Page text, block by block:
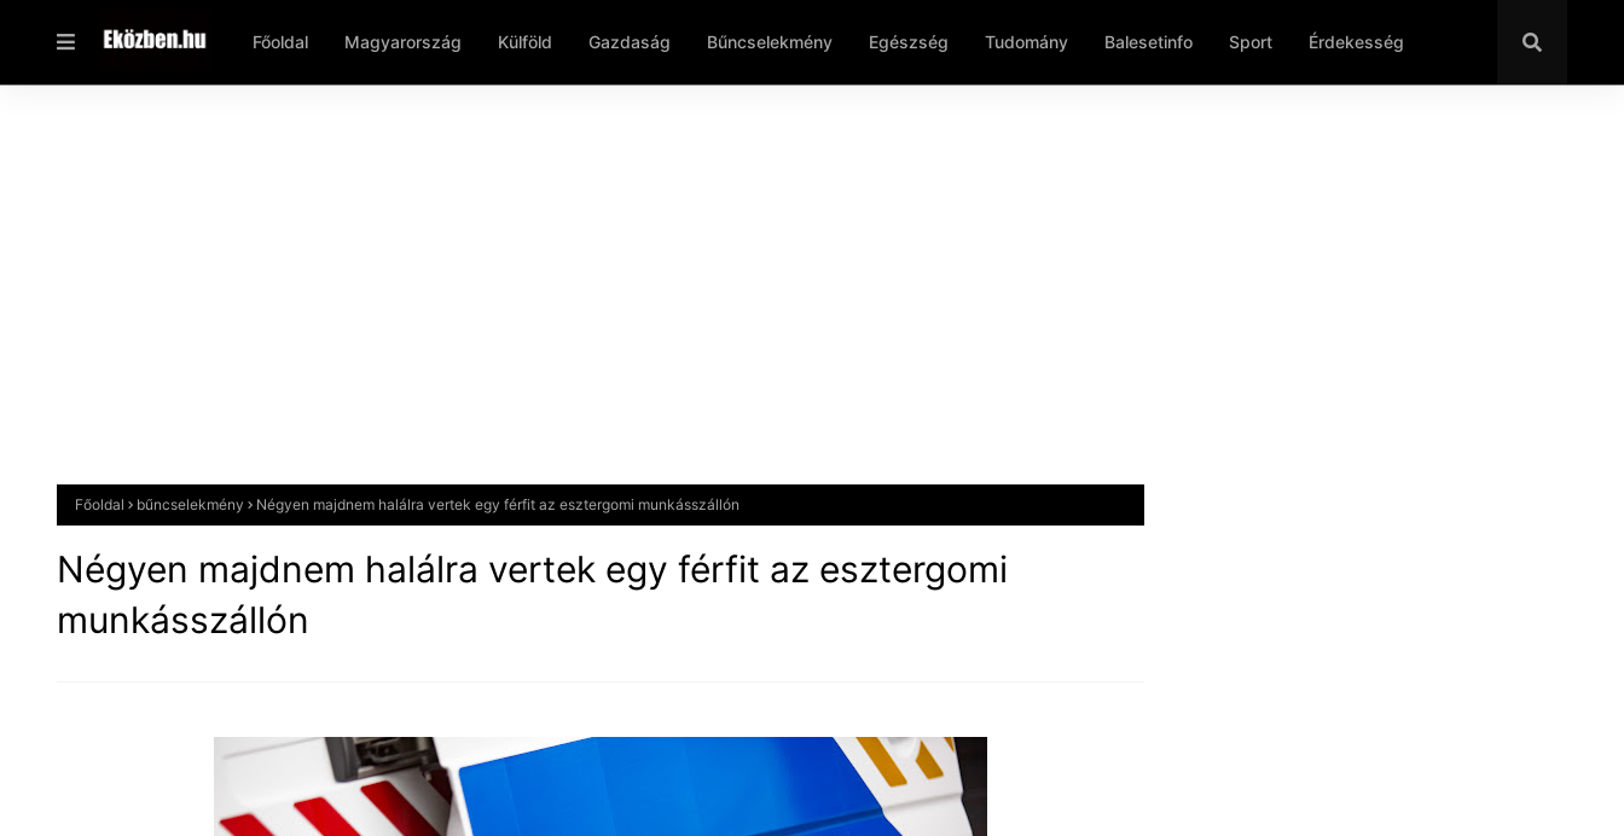
Főoldal Magyarország Külföld Gazdaság Bűncselekmény Egészség Tudomány Balesetinfo Sport Érdekesség
Főoldal bűncselekmény Négyen majdnem halálra vertek egy férfit az esztergomi munkásszállón
Négyen majdnem halálra vertek egy férfit az esztergomi
munkásszállón